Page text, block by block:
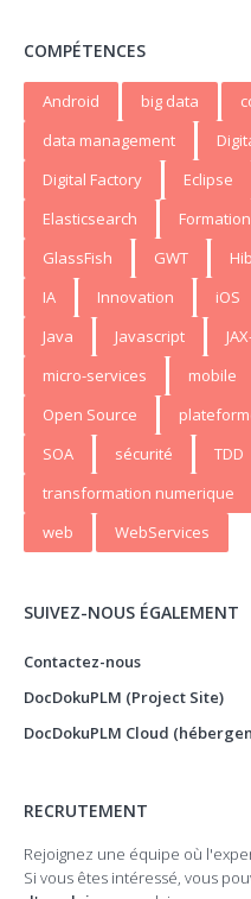
COMPÉTENCES
Android big data
data management
Digital Factory
Eclipse
Elasticsearch
Formation
GlassFish
GWT
IA
Innovation iOS
Java
Javascript
micro-services
mobile
Open Source
SOA
sécurité TDD
transformation numerique
web
WebServices
SUIVEZ-NOUS ÉGALEMENT
Contactez-nous
DocDokuPLM (Project Site)
DocDokuPLM Cloud
RECRUTEMENT
Rejoignez une équipe où
Si vous êtes intéressé, vous